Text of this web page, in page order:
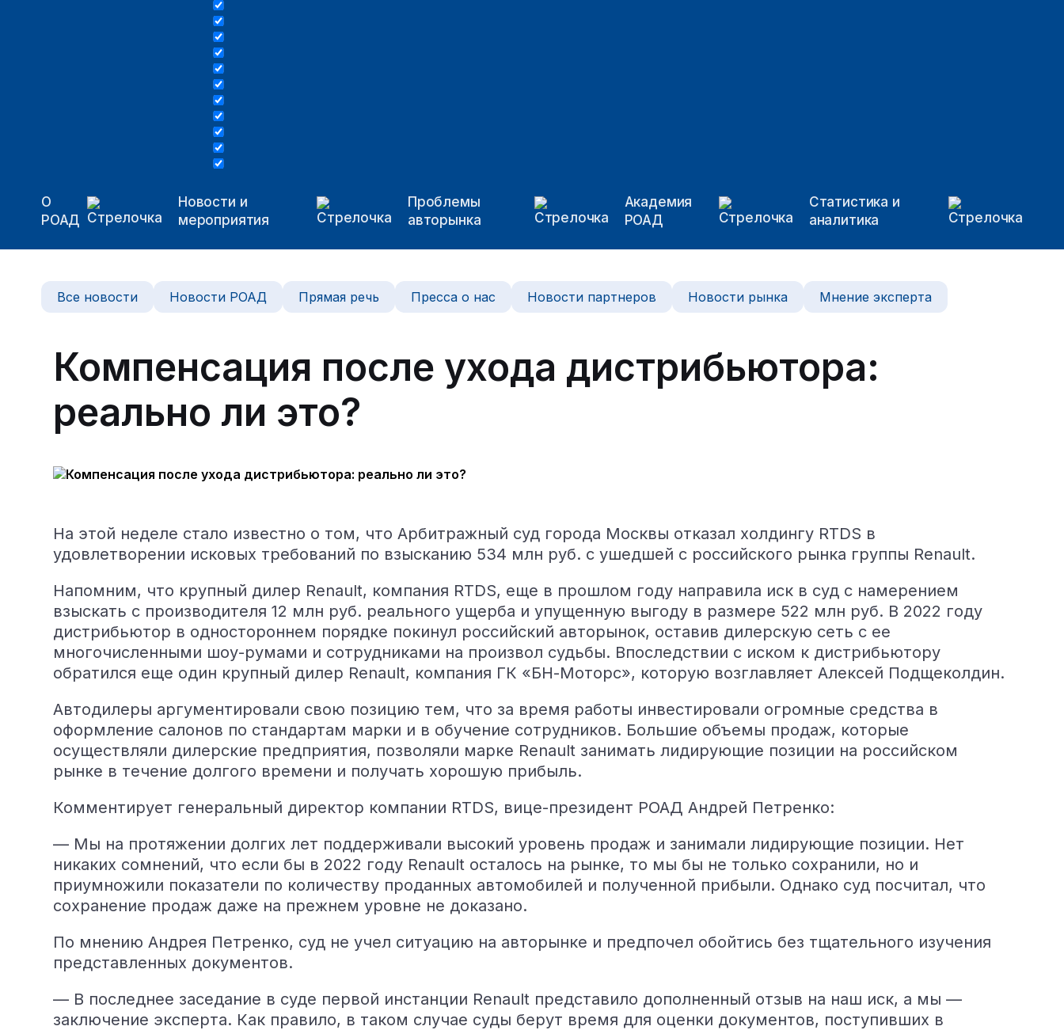
О
РОАД
Новости и
мероприятия
Проблемы
авторынка
Академия
РОАД
Статистика и
аналитика
Все новости Новости РОАД Прямая речь Пресса о нас Новости партнеров Новости рынка Мнение эксперта
Компенсация после ухода дистрибьютора:
реально ли это?
На этой неделе стало известно о том, что Арбитражный суд города Москвы отказал холдингу RTDS в
удовлетворении исковых требований по взысканию 534 млн руб. с ушедшей с российского рынка группы Renault.
Напомним, что крупный дилер Renault, компания RTDS, еще в прошлом году направила иск в суд c намерением
взыскать с производителя 12 млн руб. реального ущерба и упущенную выгоду в размере 522 млн руб. В 2022 году
дистрибьютор в одностороннем порядке покинул российский авторынок, оставив дилерскую сеть с ее
многочисленными шоу-румами и сотрудниками на произвол судьбы. Впоследствии с иском к дистрибьютору
обратился еще один крупный дилер Renault, компания ГК «БН-Моторс», которую возглавляет Алексей Подщеколдин.
Автодилеры аргументировали свою позицию тем, что за время работы инвестировали огромные средства в
оформление салонов по стандартам марки и в обучение сотрудников. Большие объемы продаж, которые
осуществляли дилерские предприятия, позволяли марке Renault занимать лидирующие позиции на российском
рынке в течение долгого времени и получать хорошую прибыль.
Комментирует генеральный директор компании RTDS, вице-президент РОАД Андрей Петренко:
— Мы на протяжении долгих лет поддерживали высокий уровень продаж и занимали лидирующие позиции. Нет
никаких сомнений, что если бы в 2022 году Renault осталось на рынке, то мы бы не только сохранили, но и
приумножили показатели по количеству проданных автомобилей и полученной прибыли. Однако суд посчитал, что
сохранение продаж даже на прежнем уровне не доказано.
По мнению Андрея Петренко, суд не учел ситуацию на авторынке и предпочел обойтись без тщательного изучения
представленных документов.
— В последнее заседание в суде первой инстанции Renault представило дополненный отзыв на наш иск, а мы —
заключение эксперта. Как правило, в таком случае суды берут время для оценки документов, поступивших в